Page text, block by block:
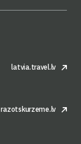
latvia.travel.lv
razotskurzeme.lv